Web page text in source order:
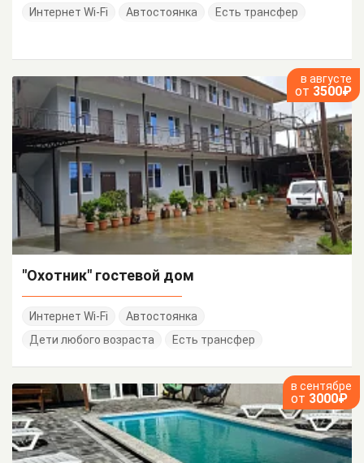
Интернет Wi-Fi Автостоянка Есть трансфер
в августе
от 3500₽
"Охотник" гостевой дом
Интернет Wi-Fi
Автостоянка
Дети любого возраста
Есть трансфер
в сентябре
от 3000₽